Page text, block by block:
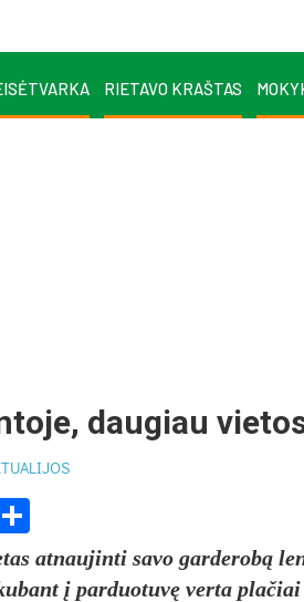
RIETAVO KRAŠTAS
daugiau
atnaujinti savo garderobą
į parduotuvę verta